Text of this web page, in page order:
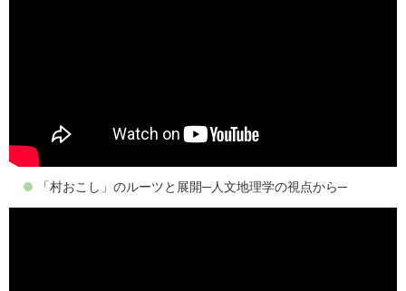
「村おこし」のルーツと展開─人文地理学の視点から─